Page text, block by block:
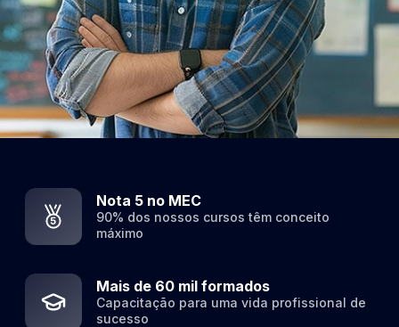
Nota 5 no MEC
90% dos nossos cursos têm conceito
máximo
Mais de 60 mil formados
Capacitação para uma vida profissional de
sucesso